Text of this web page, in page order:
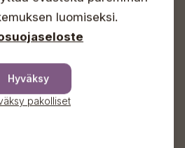
luomiseksi.
Hyväksy
pakolliset